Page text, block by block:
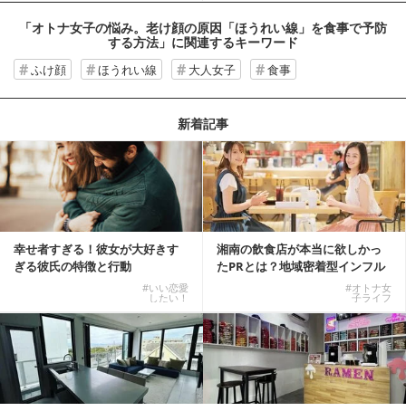
「オトナ女子の悩み。老け顔の原因「ほうれい線」を食事で予防
する方法」 に関連するキーワード
ふけ顔 ほうれい線 大人女子 食事
新着記事
幸せ者すぎる！彼女が大好きす
ぎる彼氏の特徴と行動
#いい恋愛
したい！
湘南の飲食店が本当に欲しかっ
たPRとは？地域密着型インフル
#オトナ女
子ライフ